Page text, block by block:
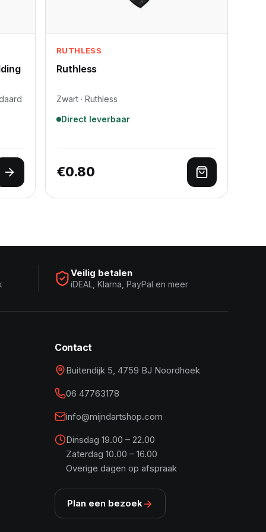
Opties selecteren
RUTHLESS
Ruthless
Zwart · Ruthless
Direct leverbaar
€0.80 Toevoegen
Veilig betalen
iDEAL, Klarna, PayPal en meer
Contact
Buitendijk 5, 4759 BJ Noordhoek
06 47763178
info@mijndartshop.com
Dinsdag 19.00 – 22.00
Zaterdag 10.00 – 16.00
Overige dagen op afspraak
Plan een bezoek